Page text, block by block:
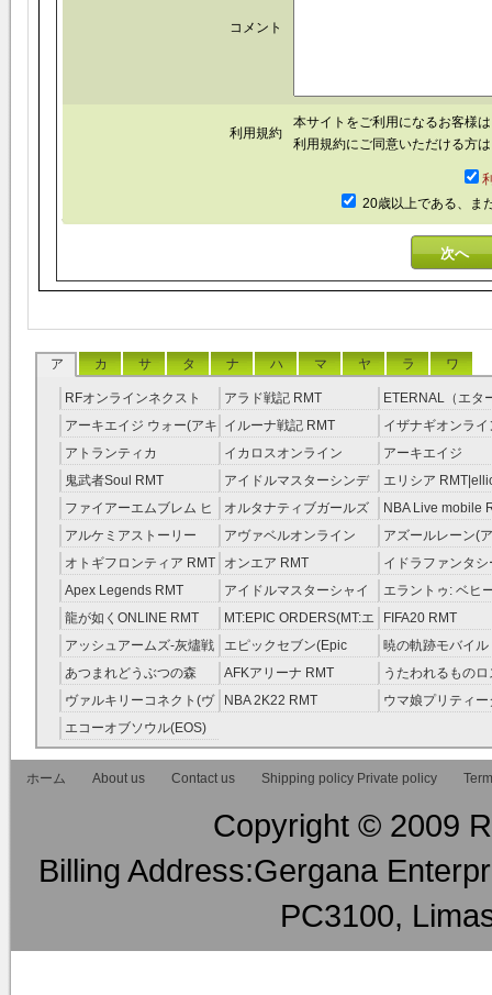
コメント
利用規約
本サイトをご利用になるお客様
利用規約にご同意いただける方
20歳以上である、ま
ア カ サ タ ナ ハ マ ヤ ラ ワ
RFオンラインネクスト
RMT
アラド戦記 RMT
ETERNAL（エタ
RMT
アーキエイジ ウォー(アキ
ウオ) RMT
イルーナ戦記 RMT
イザナギオンライ
アトランティカ
RMT|Atlantica RMT
イカロスオンライン
RMT（予約制）
アーキエイジ
RMT|ArcheAge
約制）
鬼武者Soul RMT
アイドルマスターシンデ
レラガールズ(モバマス)
RMT
エリシア
RMT
ファイアーエムブレム ヒ
ーローズ(FEヒーローズ)
RMT
オルタナティブガールズ
RMT
NBA Live mobile
アルケミアストーリー
（アルスト） RMT
アヴァベルオンライン
RMT
アズールレーン(
RMT
オトギフロンティア RMT オンエア RMT
イドラファンタシ
ーサーガ RMT
Apex Legends RMT
アイドルマスターシャイ
ニーカラーズ(シャニマス)
RMT
エラントゥ: ベヒ
ピリット RMT
龍が如くONLINE RMT
MT:EPIC ORDERS(MT:エ
ピック・オーダーズ)
RMT
FIFA20 RMT
アッシュアームズ‐灰燼戦
線 RMT
エピックセブン(Epic
Seven) RMT
暁の軌跡モバイル
伝説 ） RMT
あつまれどうぶつの森
RMT
AFKアリーナ RMT
うたわれるもの
ラグ(ロスフラ)
ヴァルキリーコネクト(ヴ
ァルコネ) RMT
NBA 2K22 RMT
ウマ娘プリティー
エコーオブソウル(EOS)
RMT
ホーム
About us Contact us Shipping policy Private policy
Copyright © 2009
Billing Address:Gergana
PC3100,